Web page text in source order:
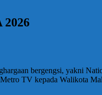
bergengsi, yakni
TV kepada Walikota